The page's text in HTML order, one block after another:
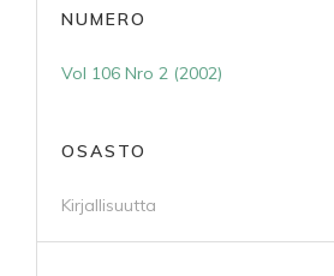
NUMERO
Vol 106 Nro 2 (2002)
OSASTO
Kirjallisuutta